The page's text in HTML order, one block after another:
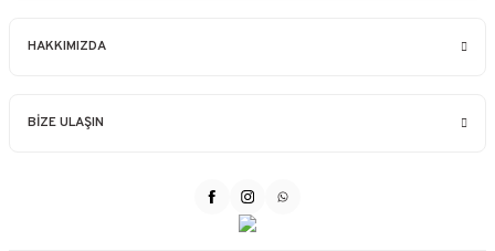
HAKKIMIZDA
BİZE ULAŞIN